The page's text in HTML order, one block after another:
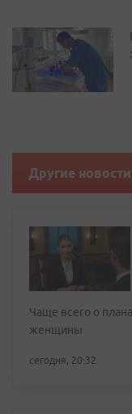
Другие новости
Чаще всего о
женщины
сегодня, 20:32